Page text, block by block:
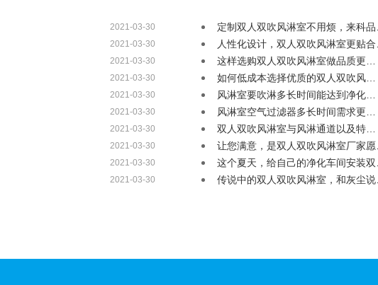
2021-03-30 定制双人双吹风淋室不用烦，来科品
2021-03-30 人性化设计，双人双吹风淋室更贴合
2021-03-30 这样选购双人双吹风淋室做品质更…
2021-03-30 如何低成本选择优质的双人双吹风…
2021-03-30 风淋室要吹淋多长时间能达到净化…
2021-03-30 风淋室空气过滤器多长时间需求更…
2021-03-30 双人双吹风淋室与风淋通道以及特…
2021-03-30 让您满意，是双人双吹风淋室厂家愿
2021-03-30 这个夏天，给自己的净化车间安装双
2021-03-30 传说中的双人双吹风淋室，和灰尘说